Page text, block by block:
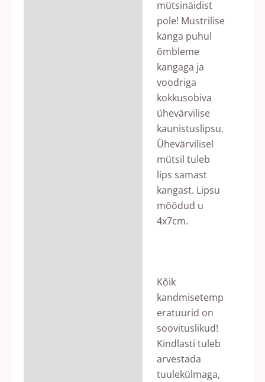
mütsinäidist
pole! Mustrilise
kanga puhul
õmbleme
kangaga ja
voodriga
kokkusobiva
ühevärvilise
kaunistuslipsu.
Ühevärvilisel
mütsil tuleb
lips samast
kangast. Lipsu
mõõdud u
4x7cm.
Kõik
kandmisetemp
eratuurid on
soovituslikud!
Kindlasti tuleb
arvestada
tuulekülmaga,